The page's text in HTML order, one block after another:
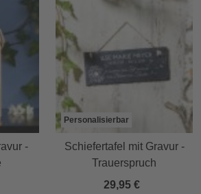
-
Personalisierbar
Schiefertafel mit Gravur -
Trauerspruch
29,95 €